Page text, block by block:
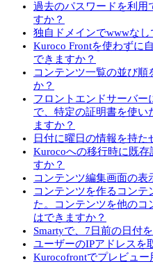
過去のパスワードを利用
すか？
独自ドメインでwwwな
Kuroco Frontを使わずに
できますか？
コンテンツ一覧の並び順
か？
フロントエンドサーバー
で、特定の証明書を使い
ますか？
日付に曜日の情報を持た
Kurocoへの移行時に既
すか？
コンテンツ編集画面の表
コンテンツを作るコンテ
た。コンテンツを他のコ
はできますか？
Smartyで、7日前の日付
ユーザーのIPアドレスを
Kurocofrontでプレビュー